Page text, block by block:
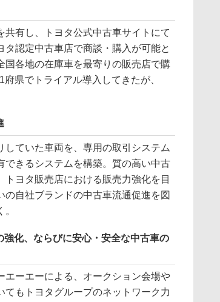
有し、トヨタ公式中古車サイトにて
タ認定中古車店で商談・購入が可能と
国各地の在庫車を最寄りの販売店で購
県でトライアル導入してきたが、
ていた車両を、専用の取引システム
できるシステムを構築。質の高い中古
ヨタ販売店における販売力強化を目
自社ブランドの中古車流通促進を図
化、ならびに安心・安全な中古車の
ーエーによる、オークション会場や
もトヨタグループのネットワーク力